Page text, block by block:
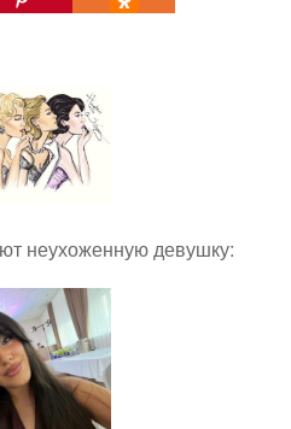
неухоженную девушку: